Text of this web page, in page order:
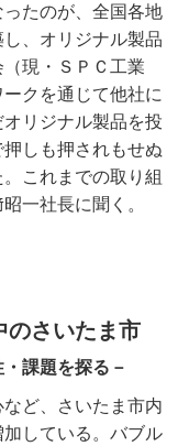
たのが、全国各地
、オリジナル製品
現・ＳＰＣ工業
クを通じて他社に
リジナル製品を投
しも押されもせぬ
これまでの取り組
一社長に聞く。
のさいたま市
課題を探る－
ど、さいたま市内
している。バブル